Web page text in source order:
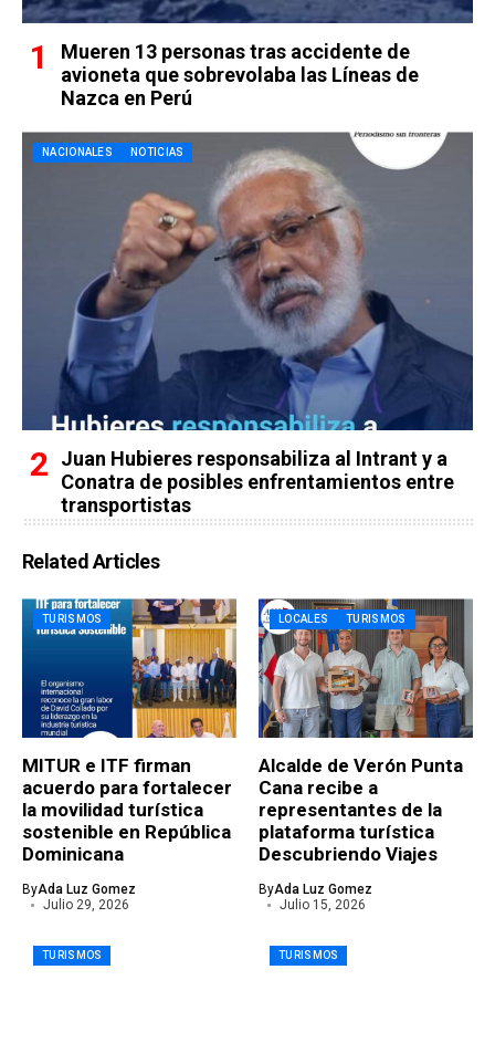
Mueren 13 personas tras accidente de
avioneta que sobrevolaba las Líneas de
Nazca en Perú
NACIONALES NOTICIAS
Juan Hubieres responsabiliza al Intrant y a
Conatra de posibles enfrentamientos entre
transportistas
Related Articles
TURISMOS
MITUR e ITF firman
acuerdo para fortalecer
la movilidad turística
sostenible en República
Dominicana
ByAda Luz Gomez
Julio 29, 2026
LOCALES TURISMOS
Alcalde de Verón Punta
Cana recibe a
representantes de la
plataforma turística
Descubriendo Viajes
ByAda Luz Gomez
Julio 15, 2026
TURISMOS TURISMOS